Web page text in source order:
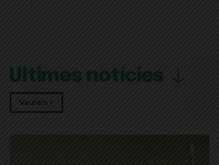
Últimes notícies
Veure'n +